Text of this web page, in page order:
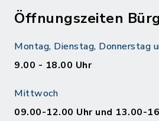
Öffnungszeiten
Montag, Dienstag, Donnerstag
9.00 - 18.00 Uhr
Mittwoch
09.00-12.00 Uhr und 13.00-